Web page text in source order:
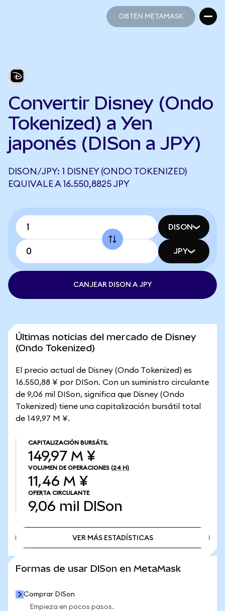
OBTÉN METAMASK
Convertir Disney (Ondo
Tokenized) a Yen
japonés (DISon a JPY)
DISON/JPY: 1 DISNEY (ONDO TOKENIZED)
EQUIVALE A 16.550,8825 JPY
DISON
JPY
CANJEAR DISON A JPY
Últimas noticias del mercado de Disney
(Ondo Tokenized)
El precio actual de Disney (Ondo Tokenized) es
16.550,88 ¥ por DISon. Con un suministro circulante
de 9,06 mil DISon, significa que Disney (Ondo
Tokenized) tiene una capitalización bursátil total
de 149,97 M ¥.
CAPITALIZACIÓN BURSÁTIL
149,97 M ¥
VOLUMEN DE OPERACIONES (24 H)
11,46 M ¥
OFERTA CIRCULANTE
9,06 mil DISon
VER MÁS ESTADÍSTICAS
Formas de usar DISon en MetaMask
Comprar DISon
Empieza en pocos pasos.